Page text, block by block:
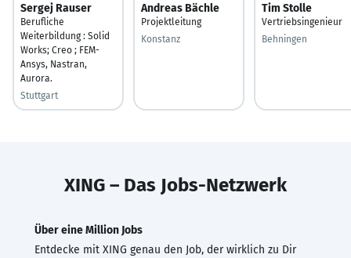
Sergej Rauser
Berufliche
Weiterbildung : Solid
Works; Creo ; FEM-
Ansys, Nastran,
Aurora.
Stuttgart
Andreas Bächle
Projektleitung
Konstanz
Tim Stolle
Vertriebsingenieur
Behningen
XING – Das Jobs-Netzwerk
Über eine Million Jobs
Entdecke mit XING genau den Job, der wirklich zu Dir